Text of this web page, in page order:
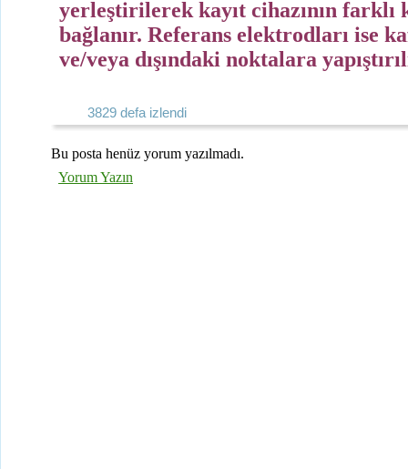
yerleştirilerek kayıt cihazının farklı
bağlanır. Referans elektrodları ise
ve/veya dışındaki noktalara
3829 defa izlendi
Bu posta henüz yorum yazılmadı.
Yorum Yazın